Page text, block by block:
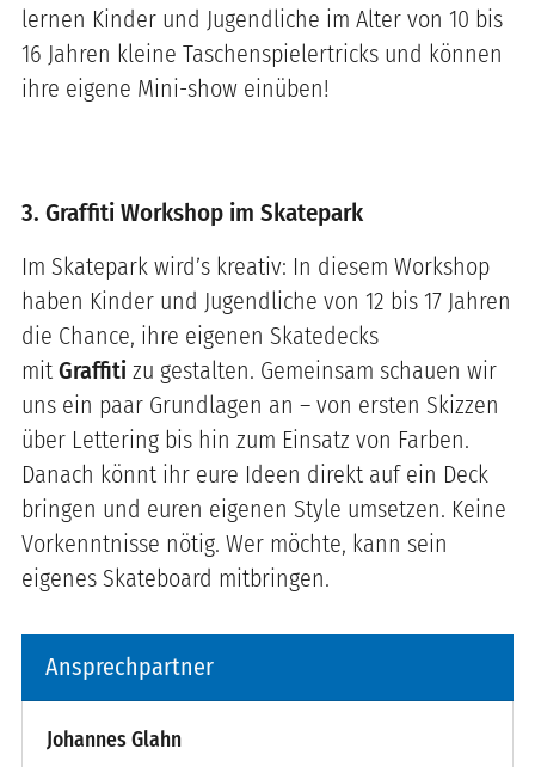
lernen Kinder und Jugendliche im Alter von 10 bis
16 Jahren kleine Taschenspielertricks und können
ihre eigene Mini-show einüben!
3. Graffiti Workshop im Skatepark
Im Skatepark wird’s kreativ: In diesem Workshop
haben Kinder und Jugendliche von 12 bis 17 Jahren
die Chance, ihre eigenen Skatedecks
mit Graffiti zu gestalten. Gemeinsam schauen wir
uns ein paar Grundlagen an – von ersten Skizzen
über Lettering bis hin zum Einsatz von Farben.
Danach könnt ihr eure Ideen direkt auf ein Deck
bringen und euren eigenen Style umsetzen. Keine
Vorkenntnisse nötig. Wer möchte, kann sein
eigenes Skateboard mitbringen.
Ansprechpartner
Johannes Glahn